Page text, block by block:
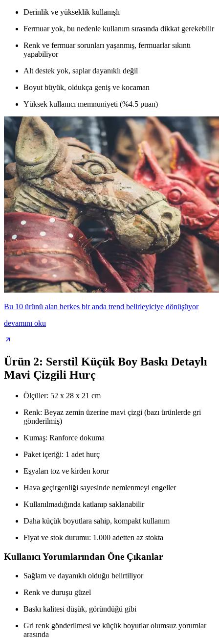
Derinlik ve yükseklik kullanışlı
Fermuar yok, bu nedenle kullanım sırasında dikkat gerekebilir
Renk ve fermuar sorunları yaşanmış, fermuarlar sıkıntı
yapabiliyor
Alt destek yok, saplar dayanıklı değil
Boyut büyük, oldukça geniş ve kocaman
Yüksek kullanıcı memnuniyeti (%4.5 puan)
Bu 10 ürünü alan herkes bir anda trend belirleyiciye dönüşüyor
devamını oku
Ürün 2: Serstil Küçük Boy Baskı Detaylı
Mavi Çizgili Hurç
Ölçüler: 52 x 28 x 21 cm
Renk: Beyaz zemin üzerine mavi çizgi (bazı ürünlerde gri
gönderilmiş)
Kumaş: Ranforce dokuma
Paket içeriği: 1 adet hurç
Eşyaları toz ve kirden korur
Hava geçirgenliği sayesinde nemlenmeyi engeller
Kullanılmadığında katlanıp saklanabilir
Daha küçük boyutlara sahip, kompakt kullanım
Fiyat ve stok durumu: 1.000 adetten az stokta
Kullanıcı Yorumlarından Öne Çıkanlar
Sağlam ve dayanıklı olduğu belirtiliyor
Renk ve duruşu güzel
Baskı kalitesi düşük, göründüğü gibi
Gri renk gönderilmesi ve küçük boyutlar olumsuz yorumlar
arasında